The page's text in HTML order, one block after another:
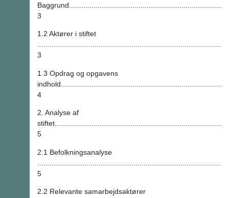
3
1.2 Aktører i stiftet
3
1.3 Opdrag og opgavens
4
2. Analyse af
5
2.1 Befolkningsanalyse
5
2.2 Relevante samarbejdsaktører